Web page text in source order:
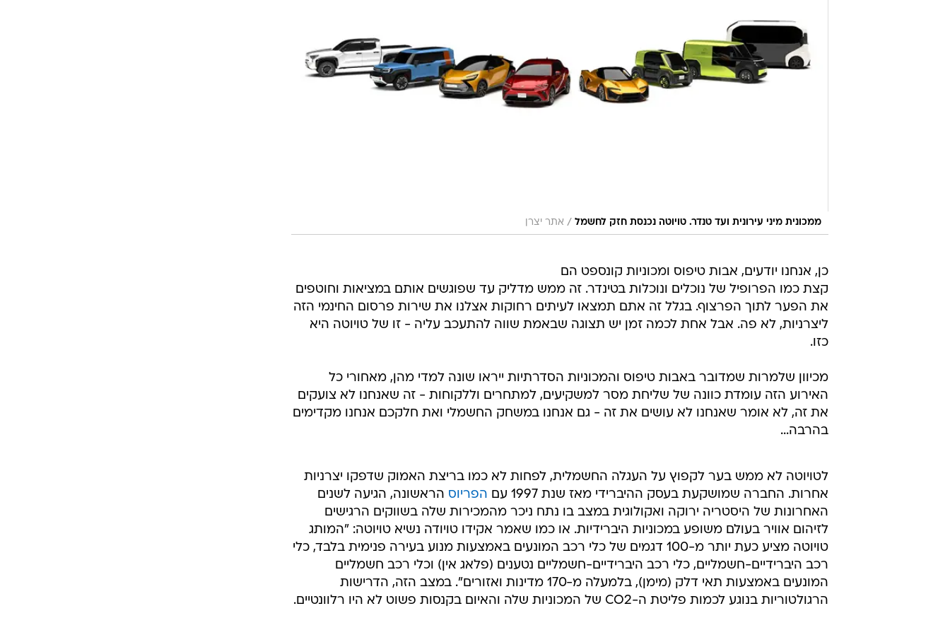
ממכונית מיני עירונית ועד טנדר. טויוטה נכנסת חזק לחשמל / אתר יצרן
כן, אנחנו יודעים, אבות טיפוס ומכוניות קונספט הם
קצת כמו הפרופיל של נוכלים ונוכלות בטינדר. זה ממש מדליק עד שפוגשים אותם במציאות וחוטפים
את הפער לתוך הפרצוף. בגלל זה אתם תמצאו לעיתים רחוקות אצלנו את שירות פרסום החינמי הזה
ליצרניות, לא פה. אבל אחת לכמה זמן יש תצוגה שבאמת שווה להתעכב עליה - זו של טויוטה היא
כזו.
מכיוון שלמרות שמדובר באבות טיפוס והמכוניות הסדרתיות ייראו שונה למדי מהן, מאחורי כל
האירוע הזה עומדת כוונה של שליחת מסר למשקיעים, למתחרים וללקוחות - זה שאנחנו לא צועקים
את זה, לא אומר שאנחנו לא עושים את זה - גם אנחנו במשחק החשמלי ואת חלקכם אנחנו מקדימים
בהרבה...
לטויוטה לא ממש בער לקפוץ על העגלה החשמלית, לפחות לא כמו בריצת האמוק שדפקו יצרניות
אחרות. החברה שמושקעת בעסק ההיברידי מאז שנת 1997 עם
הפריוס הראשונה, הגיעה לשנים
האחרונות של היסטריה ירוקה ואקולוגית במצב בו נתח ניכר מהמכירות שלה בשווקים הרגישים
לזיהום אוויר בעולם משופע במכוניות היברידיות. או כמו שאמר אקידו טויודה נשיא טויוטה: "המותג
טויוטה מציע כעת יותר מ-100 דגמים של כלי רכב המונעים באמצעות מנוע בעירה פנימית בלבד, כלי
רכב היברידיים-חשמליים, כלי רכב היברידיים-חשמליים נטענים (פלאג אין) וכלי רכב חשמליים
המונעים באמצעות תאי דלק (מימן), בלמעלה מ-170 מדינות ואזורים". במצב הזה, הדרישות
הרגולטוריות בנוגע לכמות פליטת ה-CO2 של המכוניות שלה והאיום בקנסות פשוט לא היו רלוונטיים.